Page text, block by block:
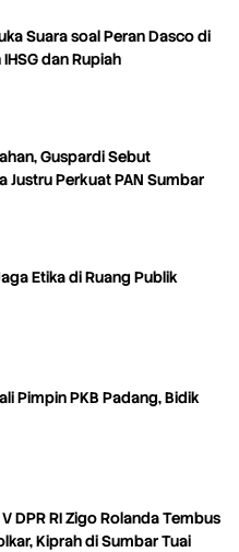
Suara soal Peran Dasco di
dan Rupiah
Guspardi Sebut
Justru Perkuat PAN Sumbar
Etika di Ruang Publik
Pimpin PKB Padang, Bidik
DPR RI Zigo Rolanda Tembus
Kiprah di Sumbar Tuai